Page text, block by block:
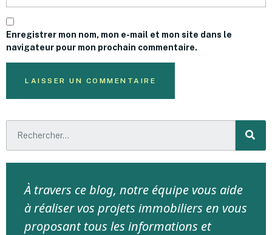
Enregistrer mon nom, mon e-mail et mon site dans le
navigateur pour mon prochain commentaire.
À travers ce blog, notre équipe vous aide
à réaliser vos projets immobiliers en vous
proposant tous les informations et